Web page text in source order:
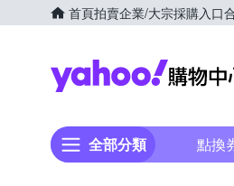
首頁拍賣企業/大宗採購入口
全部分類 點換